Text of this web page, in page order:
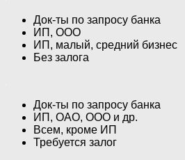
Док-ты по запросу банка
ИП, ООО
ИП, малый, средний бизнес
Без залога
Док-ты по запросу банка
ИП, ОАО, ООО и др.
Всем, кроме ИП
Требуется залог